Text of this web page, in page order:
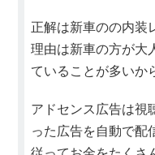
正解は新車のの内装
理由は新車の方が大
ていることが多いか
アドセンス広告は視
った広告を自動で配